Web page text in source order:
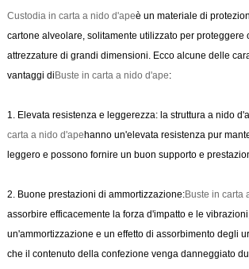
Custodia in carta a nido d'apeè un materiale di
cartone alveolare, solitamente utilizzato per proteggere
attrezzature di grandi dimensioni. Ecco alcune delle
vantaggi diBuste in carta a nido d'ape:
1. Elevata resistenza e leggerezza: la struttura a nido
carta a nido d'apehanno un'elevata resistenza pur
leggero e possono fornire un buon supporto e
2. Buone prestazioni di ammortizzazione:Buste in carta
assorbire efficacemente la forza d'impatto e le
un'ammortizzazione e un effetto di assorbimento degli
che il contenuto della confezione venga danneggiato